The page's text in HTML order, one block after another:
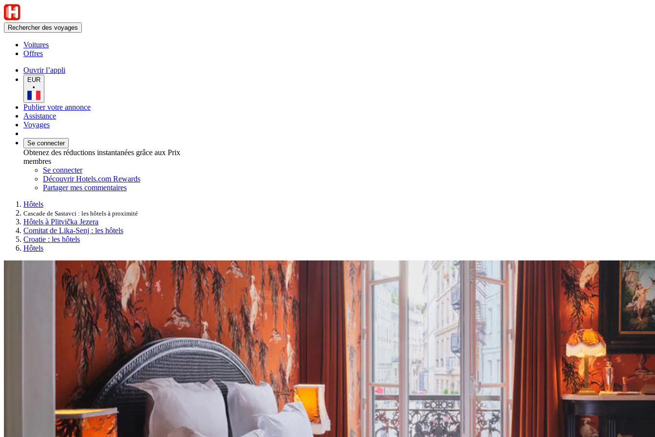
Rechercher des voyages
Voitures
Offres
Ouvrir l’appli
EUR
•
Publier votre annonce
Assistance
Voyages
Se connecter
Obtenez des réductions instantanées grâce aux Prix
membres
Se connecter
Découvrir Hotels.com Rewards
Partager mes commentaires
Hôtels
Cascade de Sastavci : les hôtels à proximité
Hôtels à Plitvička Jezera
Comitat de Lika-Senj : les hôtels
Croatie : les hôtels
Hôtels